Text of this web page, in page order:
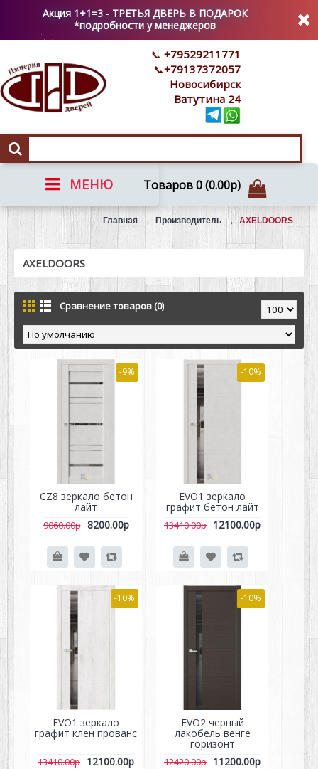
Акция 1+1=3 - ТРЕТЬЯ ДВЕРЬ В ПОДАРОК
*подробности у менеджеров
Товаров 0 (0.00р)
+79529211771
+79137372057
Новосибирск
Ватутина 24
МЕНЮ
Вызов на замер Главная Производитель AXELDOORS
AXELDOORS
Сравнение товаров (0)
-9%
CZ8 зеркало бетон
лайт
9060.00р 8200.00р
-10%
EVO1 зеркало
графит бетон лайт
13410.00р 12100.00р
-10%
EVO1 зеркало
графит клен прованс
13410.00р 12100.00р
-10%
EVO2 черный
лакобель венге
горизонт
12420.00р 11200.00р